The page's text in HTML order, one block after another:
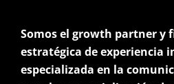
Somos el growth partner y
estratégica de experiencia
especializada en la